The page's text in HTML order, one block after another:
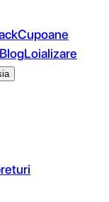
Cupoane
BlogLoializare